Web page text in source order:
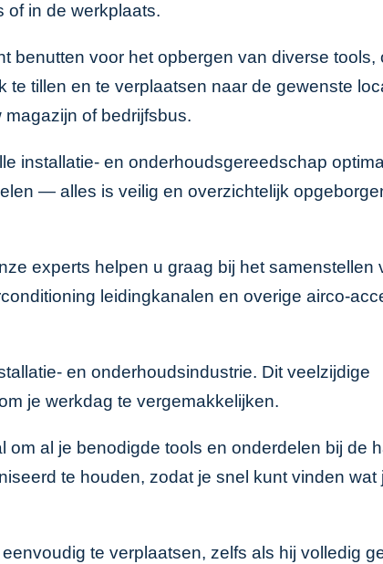
in de werkplaats.
benutten voor het opbergen van diverse tools,
tillen en te verplaatsen naar de gewenste
of bedrijfsbus.
installatie- en onderhoudsgereedschap
— alles is veilig en overzichtelijk
experts helpen u graag bij het samenstellen
leidingkanalen en overige airco-
en onderhoudsindustrie. Dit veelzijdige
je werkdag te vergemakkelijken.
al je benodigde tools en onderdelen bij de
te houden, zodat je snel kunt vinden wat
te verplaatsen, zelfs als hij volledig